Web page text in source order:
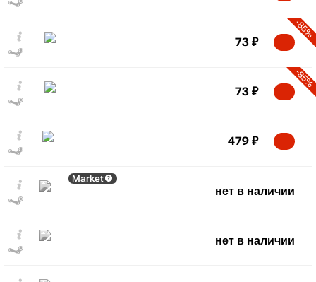
-85%
73 ₽
-85%
73 ₽
479 ₽
Market
нет в наличии
нет в наличии